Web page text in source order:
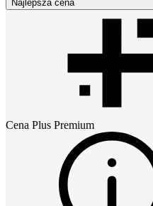
Najlepsza cena
Cena Plus Premium